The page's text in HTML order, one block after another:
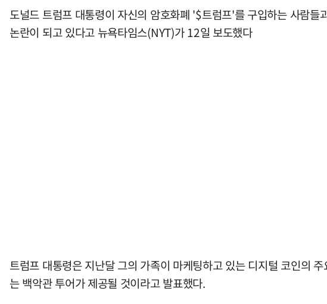
도널드 트럼프 대통령이 자신의 암호화폐 '$트럼프'를 구입하는 사람
논란이 되고 있다고 뉴욕타임스(NYT)가 12일 보도했다
트럼프 대통령은 지난달 그의 가족이 마케팅하고 있는 디지털 코인의
는 백악관 투어가 제공될 것이라고 발표했다.